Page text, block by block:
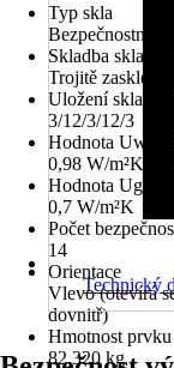
Typ skla
Bezpečnostní
Skladba skla
Trojitě zasklené
Uložení skla
3/12/3/12/3
Hodnota Uw
0,98 W/m²K
Hodnota Ug dle
0,7 W/m²K
Počet
14
Orientace
Vlevo (otevírá
dovnitř)
Hmotnost prvku
82,320 kg
Technický